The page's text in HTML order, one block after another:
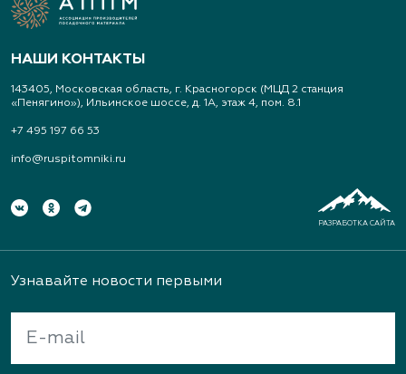
НАШИ КОНТАКТЫ
143405, Московская область, г. Красногорск (МЦД 2 станция
«Пенягино»), Ильинское шоссе, д. 1А, этаж 4, пом. 8.1
+7 495 197 66 53
info@ruspitomniki.ru
РАЗРАБОТКА САЙТА
Узнавайте новости первыми